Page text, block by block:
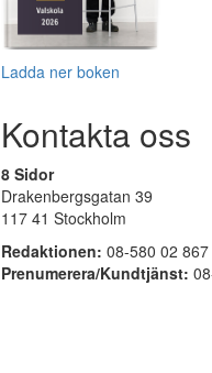
Ladda ner boken
Kontakta oss
8 Sidor
Drakenbergsgatan 39
117 41 Stockholm
Redaktionen: 08-580 02 867
Prenumerera/Kundtjänst: